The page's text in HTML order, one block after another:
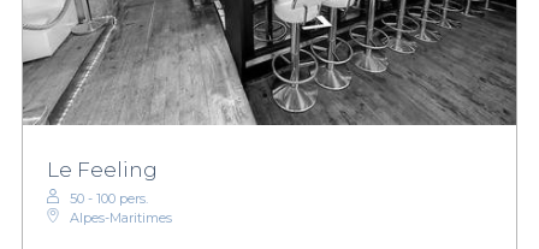
Le Feeling
50 - 100 pers.
Alpes-Maritimes